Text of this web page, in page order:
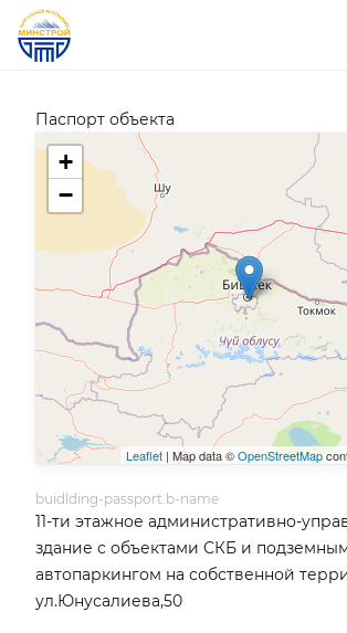
Паспорт объекта
+
−
Leaflet | Map data ©OpenStreetMap
buidlding-passport.b-name
11-ти этажное административно-
здание с объектами СКБ и
автопаркингом на собственной
ул.Юнусалиева,50